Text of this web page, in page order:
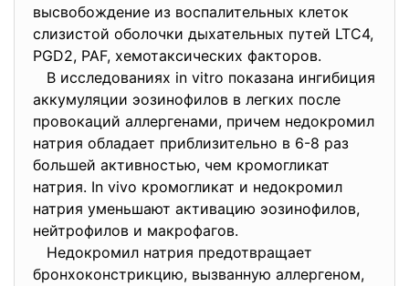
высвобождение из воспалительных клеток
слизистой оболочки дыхательных путей LTC4,
PGD2, PAF, хемотаксических факторов.
В исследованиях in vitro показана ингибиция
аккумуляции эозинофилов в легких после
провокаций аллергенами, причем недокромил
натрия обладает приблизительно в 6-8 раз
большей активностью, чем кромогликат
натрия. In vivo кромогликат и недокромил
натрия уменьшают активацию эозинофилов,
нейтрофилов и макрофагов.
Недокромил натрия предотвращает
бронхоконстрикцию, вызванную аллергеном,